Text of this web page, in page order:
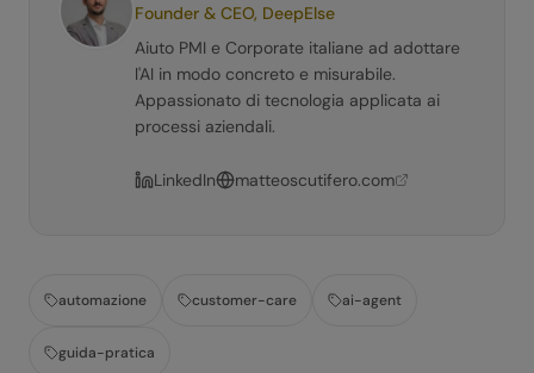
Founder & CEO, DeepElse
Aiuto PMI e Corporate italiane ad adottare
l'AI in modo concreto e misurabile.
Appassionato di tecnologia applicata ai
processi aziendali.
LinkedIn matteoscutifero.com
automazione customer-care ai-agent
guida-pratica